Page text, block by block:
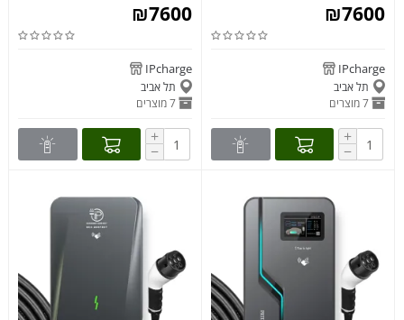
₪7600
IPcharge
תל אביב
7 מוצרים
+
−
₪7600
IPcharge
תל אביב
7 מוצרים
+
−